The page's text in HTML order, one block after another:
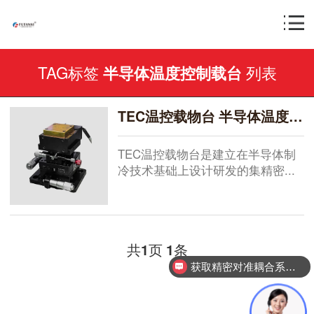
TAG标签 半导体温度控制载台 列表
TEC温控载物台 半导体温度控制载台 FTS-FAT01
TEC温控载物台是建立在半导体制
冷技术基础上设计研发的集精密...
共1页 1条
获取精密对准耦合系统技术方案